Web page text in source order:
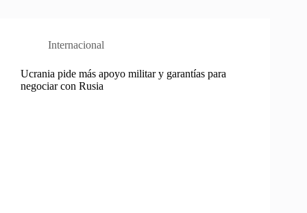
Internacional
Ucrania pide más apoyo militar y garantías para
negociar con Rusia